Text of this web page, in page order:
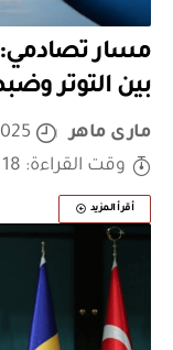
مسار تصادمي:
بين التوتر
مارى ماهر
وقت القراءة: 18 دقيقة
أقرأ المزيد